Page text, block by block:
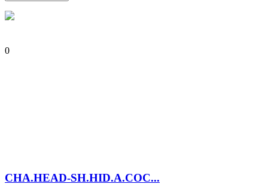
0
CHA.HEAD-SH.HID.A.COC...